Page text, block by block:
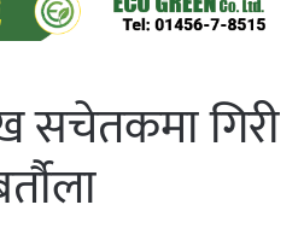
सचेतकमा गिरी